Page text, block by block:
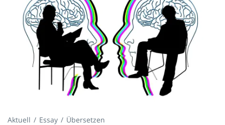
Aktuell Essay Übersetzen